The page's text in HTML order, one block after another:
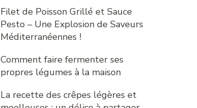
Filet de Poisson Grillé et Sauce
Pesto – Une Explosion de Saveurs
Méditerranéennes !
Comment faire fermenter ses
propres légumes à la maison
La recette des crêpes légères et